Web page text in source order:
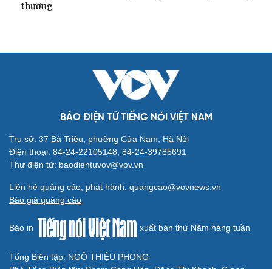
thương
BÁO ĐIỆN TỬ TIẾNG NÓI VIỆT NAM
Trụ sở: 37 Bà Triệu, phường Cửa Nam, Hà Nội
Điện thoại: 84-24-22105148, 84-24-39785691
Thư điện tử: baodientuvov@vov.vn
Liên hệ quảng cáo, phát hành: quangcao@vovnews.vn
Báo giá quảng cáo
Báo in xuất bản thứ Năm hàng tuần
Tổng Biên tập: NGÔ THIỆU PHONG